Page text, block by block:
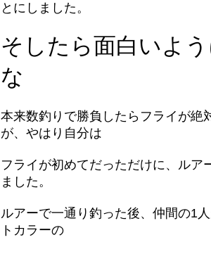
とにしました。
そしたら面白いよ
な
本来数釣りで勝負したらフライが絶
が、やはり自分は
フライが初めてだっただけに、ルア
ました。
ルアーで一通り釣った後、仲間の1
トカラーの